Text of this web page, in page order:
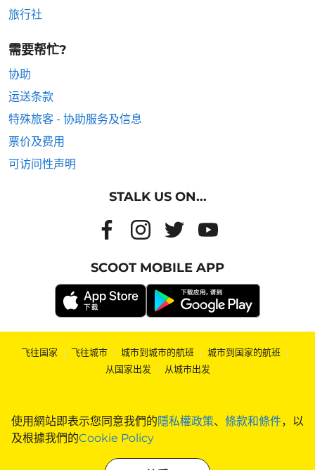
使用網站即表示您同意我們的隱私權政策、 條款和條件，以
及根據我們的Cookie Policy
旅行社
需要帮忙?
协助
运送条款
特殊旅客 - 协助服务及信息
票价及费用
可访问性声明
STALK US ON...
SCOOT MOBILE APP
飞往国家 | 飞往城市 | 城市到城市的航班 | 城市到国家的航班 |
从国家出发 | 从城市出发